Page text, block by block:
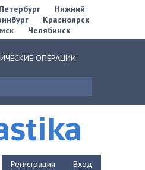
Нижний
Красноярск
Челябинск
ОПЕРАЦИИ
Регистрация Вход